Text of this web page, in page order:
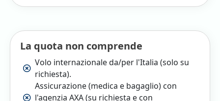
La quota non comprende
Volo internazionale da/per l'Italia (solo su
richiesta).
Assicurazione (medica e bagaglio) con
l'agenzia AXA (su richiesta e con